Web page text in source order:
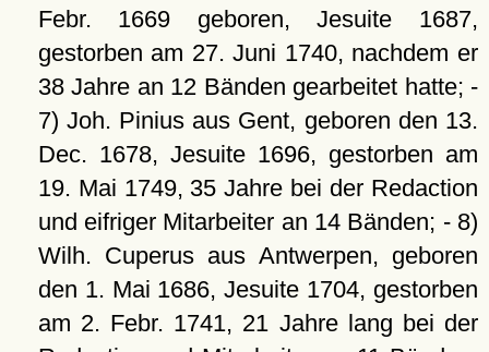
Febr. 1669 geboren, Jesuite 1687,
gestorben am 27. Juni 1740, nachdem er
38 Jahre an 12 Bänden gearbeitet hatte; -
7) Joh. Pinius aus Gent, geboren den 13.
Dec. 1678, Jesuite 1696, gestorben am
19. Mai 1749, 35 Jahre bei der Redaction
und eifriger Mitarbeiter an 14 Bänden; - 8)
Wilh. Cuperus aus Antwerpen, geboren
den 1. Mai 1686, Jesuite 1704, gestorben
am 2. Febr. 1741, 21 Jahre lang bei der